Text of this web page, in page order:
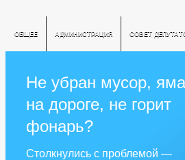
ОБЩЕЕ АДМИНИСТРАЦИЯ СОВЕТ
Не убран мусор, яма
на дороге, не горит
фонарь?
Столкнулись с проблемой —